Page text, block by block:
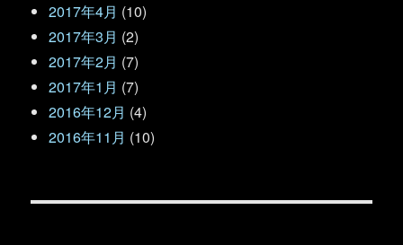
2017年4月 (10)
2017年3月 (2)
2017年2月 (7)
2017年1月 (7)
2016年12月 (4)
2016年11月 (10)